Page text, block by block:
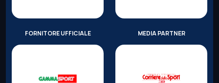
FORNITORE UFFICIALE MEDIA PARTNER